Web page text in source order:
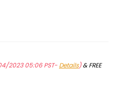
2023 05:06 PST- Details)&FREE